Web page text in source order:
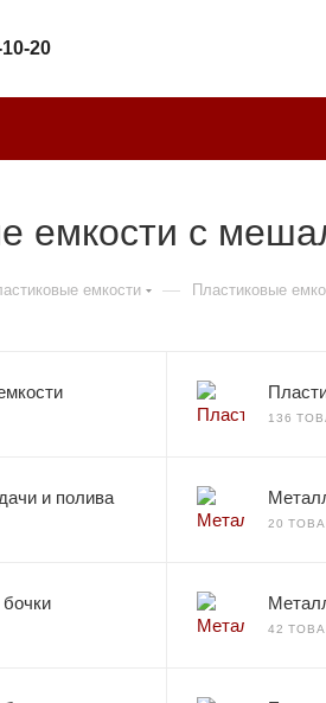
20
емкости с
емкости — Пластиковые
136
и полива
20
42